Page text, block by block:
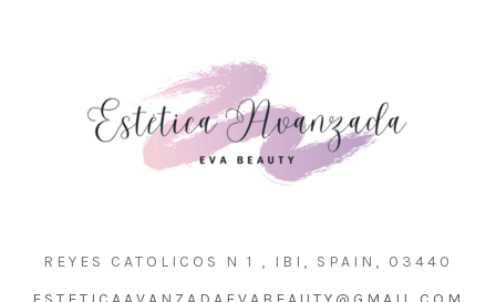
REYES CATOLICOS N 1 , IBI, SPAIN, 03440